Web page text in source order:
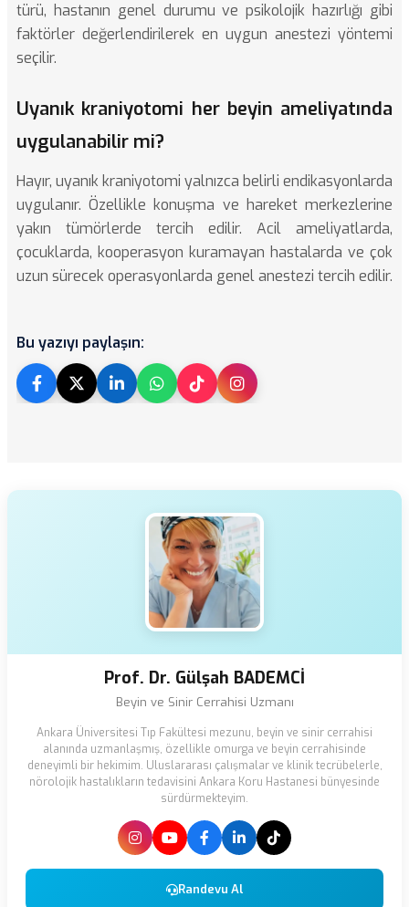
türü, hastanın genel durumu ve psikolojik hazırlığı gibi
faktörler değerlendirilerek en uygun anestezi yöntemi
seçilir.
Uyanık kraniyotomi her beyin ameliyatında
uygulanabilir mi?
Hayır, uyanık kraniyotomi yalnızca belirli endikasyonlarda
uygulanır. Özellikle konuşma ve hareket merkezlerine
yakın tümörlerde tercih edilir. Acil ameliyatlarda,
çocuklarda, kooperasyon kuramayan hastalarda ve çok
uzun sürecek operasyonlarda genel anestezi tercih edilir.
Bu yazıyı paylaşın:
Prof. Dr. Gülşah BADEMCİ
Beyin ve Sinir Cerrahisi Uzmanı
Ankara Üniversitesi Tıp Fakültesi mezunu, beyin ve sinir cerrahisi
alanında uzmanlaşmış, özellikle omurga ve beyin cerrahisinde
deneyimli bir hekimim. Uluslararası çalışmalar ve klinik tecrübelerle,
nörolojik hastalıkların tedavisini Ankara Koru Hastanesi bünyesinde
sürdürmekteyim.
Randevu Al